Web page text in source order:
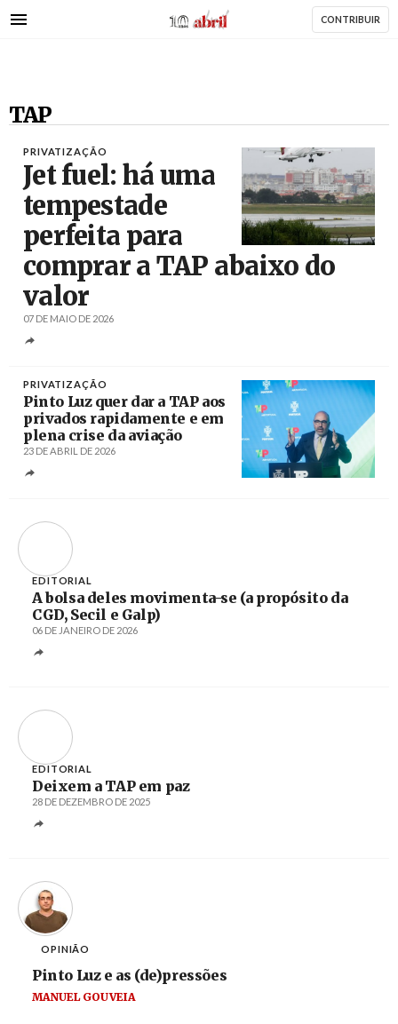
para
AbrilAbril CONTRIBUIR
TAP
Tiago Petinga / Agência Lusa
PRIVATIZAÇÃO
Jet fuel: há uma
tempestade
perfeita para
comprar a TAP abaixo do
valor
07 DE MAIO DE 2026
PRIVATIZAÇÃO
Pinto Luz quer dar a TAP aos
privados rapidamente e em
plena crise da aviação
23 DE ABRIL DE 2026
EDITORIAL
A bolsa deles movimenta-se (a propósito da
CGD, Secil e Galp)
06 DE JANEIRO DE 2026
EDITORIAL
Deixem a TAP em paz
28 DE DEZEMBRO DE 2025
OPINIÃO
Pinto Luz e as (de)pressões
MANUEL GOUVEIA